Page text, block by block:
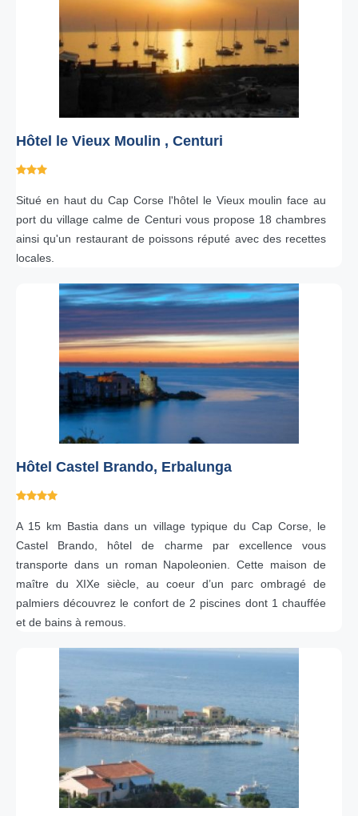
Hôtel le Vieux Moulin , Centuri
Situé en haut du Cap Corse l'hôtel le Vieux moulin face au
port du village calme de Centuri vous propose 18 chambres
ainsi qu'un restaurant de poissons réputé avec des recettes
locales.
Hôtel Castel Brando, Erbalunga
A 15 km Bastia dans un village typique du Cap Corse, le
Castel Brando, hôtel de charme par excellence vous
transporte dans un roman Napoleonien. Cette maison de
maître du XIXe siècle, au coeur d’un parc ombragé de
palmiers découvrez le confort de 2 piscines dont 1 chauffée
et de bains à remous.